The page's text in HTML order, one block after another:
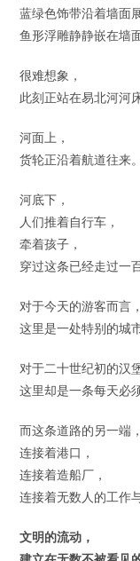
蓝绿色饰带沿着墙面
鱼形浮雕静静嵌在墙
很难想象，
此刻正站在易北河河
河面上，
货轮正沿着航道往来。
河底下，
人们推着自行车，
牵着孩子，
穿过这条已经走过一
对于今天的游客而言，
这里是一处特别的城
对于二十世纪初的汉
这里却是一条每天必
而这条道路的另一端，
连接着港口，
连接着造船厂，
连接着无数人的工作
文明的流动，